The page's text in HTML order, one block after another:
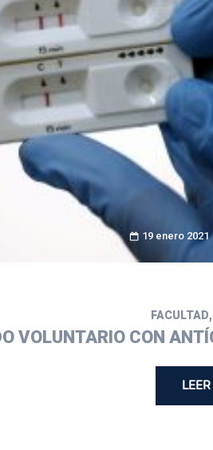
19 enero 2021
FACULTAD,
VOLUNTARIO CON